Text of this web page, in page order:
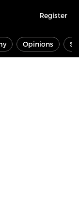
Register
Opinions